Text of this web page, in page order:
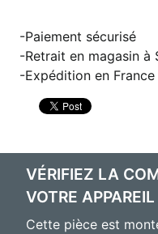
Paiement sécurisé
Retrait en magasin à
Expédition en
VÉRIFIEZ LA
VOTRE APPAREIL
Cette pièce est